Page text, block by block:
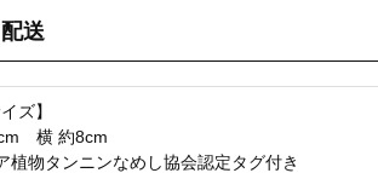
送
ズ】
横 約8cm
植物タンニンなめし協会認定タグ付き